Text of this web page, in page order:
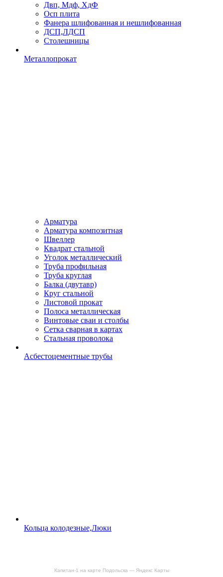
Капитан-1 на карте Подольска — Яндекс Карты
Двп, Мдф, ХдФ
Осп плита
Фанера шлифованная и нешлифованная
ДСП,ЛДСП
Столешницы
Металлопрокат
Арматура
Арматура композитная
Швеллер
Квадрат стальной
Уголок металлический
Труба профильная
Труба круглая
Балка (двутавр)
Круг стальной
Листовой прокат
Полоса металлическая
Винтовые сваи и столбы
Сетка сварная в картах
Стальная проволока
Асбестоцементные трубы
Кольца колодезные,Люки